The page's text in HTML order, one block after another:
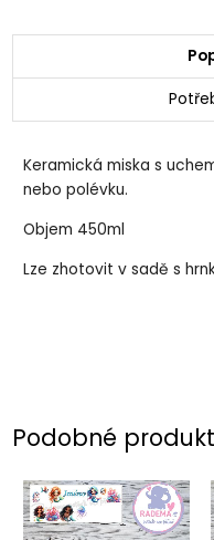
Keramická miska s
nebo polévku.
Objem 450ml
Lze zhotovit v sadě s
Podobné